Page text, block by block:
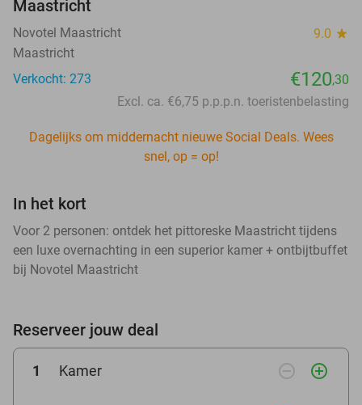
Maastricht
Novotel Maastricht 9.0 star
Maastricht
Verkocht: 273
€120,30
Excl. ca. €6,75 p.p.p.n. toeristenbelasting
Dagelijks om middernacht nieuwe Social Deals. Wees
snel, op = op!
In het kort
Voor 2 personen: ontdek het pittoreske Maastricht tijdens
een luxe overnachting in een superior kamer + ontbijtbuffet
bij Novotel Maastricht
Reserveer jouw deal
1 Kamer remove_circle_outline add_circle_outline